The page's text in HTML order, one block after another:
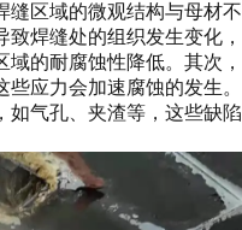
缝区域的微观结构与母材不
焊缝处的组织发生变化，
的耐腐蚀性降低。其次，
应力会加速腐蚀的发生。
如气孔、夹渣等，这些缺陷